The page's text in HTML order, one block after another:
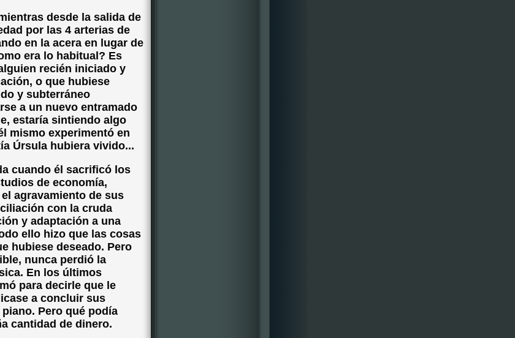
desde la salida de
por las 4 arterias de
en la acera en lugar de
era lo habitual? Es
recién iniciado y
o que hubiese
y subterráneo
a un nuevo entramado
estaría sintiendo algo
mismo experimentó en
Úrsula hubiera vivido...
cuando él sacrificó los
de economía,
agravamiento de sus
con la cruda
y adaptación a una
ello hizo que las cosas
hubiese deseado. Pero
nunca perdió la
En los últimos
para decirle que le
a concluir sus
Pero qué podía
cantidad de dinero.